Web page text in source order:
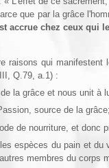
que par la grâce
accrue chez ceux qui
raisons qui
Q.79, a.1) :
la grâce et nous unit à
source de la grâce;
de nourriture, et donc
espèces du pain et
membres du corps